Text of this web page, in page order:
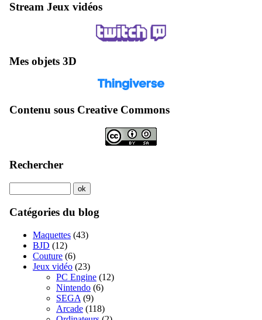
Stream Jeux vidéos
Mes objets 3D
Contenu sous Creative Commons
Rechercher
Catégories du blog
Maquettes (43)
BJD (12)
Couture (6)
Jeux vidéo (23)
PC Engine (12)
Nintendo (6)
SEGA (9)
Arcade (118)